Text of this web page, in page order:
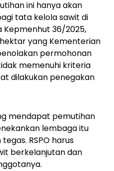
ini hanya akan
tata kelola sawit di
Kepmenhut 36/2025,
yang Kementerian
permohonan
memenuhi kriteria
dilakukan penegakan
mendapat pemutihan
lembaga itu
RSPO harus
berkelanjutan dan